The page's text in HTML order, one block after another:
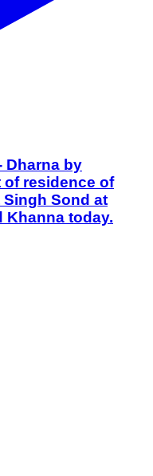
Dharna by
of residence of
Sond at
Khanna today.